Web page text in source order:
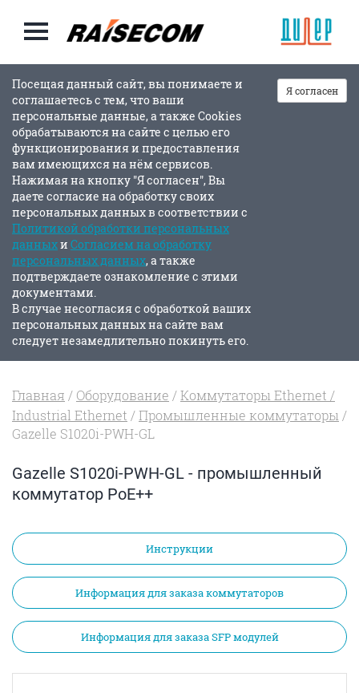
Посещая данный сайт, вы понимаете и
соглашаетесь с тем, что ваши
персональные данные, а также Cookies
обрабатываются на сайте с целью его
функционирования и предоставления
вам имеющихся на нём сервисов.
Нажимая на кнопку "Я согласен", Вы
даете согласие на обработку своих
персональных данных в соответствии с
Политикой обработки персональных
данныхи Согласием на обработку
персональных данных, а также
подтверждаете ознакомление с этими
документами.
В случае несогласия с обработкой ваших
персональных данных на сайте вам
следует незамедлительно покинуть его.
Я согласен
Главная / Оборудование /Коммутаторы Ethernet /
Industrial Ethernet /Промышленные коммутаторы /
Gazelle S1020i-PWH-GL
Gazelle S1020i-PWH-GL - промышленный
коммутатор PoE++
Инструкции
Информация для заказа коммутаторов
Информация для заказа SFP модулей